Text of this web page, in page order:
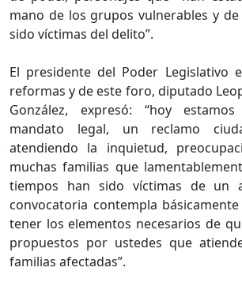
mano de los grupos vulnerables y
sido víctimas del delito”.
El presidente del Poder Legislativo
reformas y de este foro, diputado
González, expresó: “hoy
mandato legal, un reclamo
atendiendo la inquietud,
muchas familias que
tiempos han sido víctimas de un
convocatoria contempla
tener los elementos necesarios de
propuestos por ustedes que
familias afectadas”.